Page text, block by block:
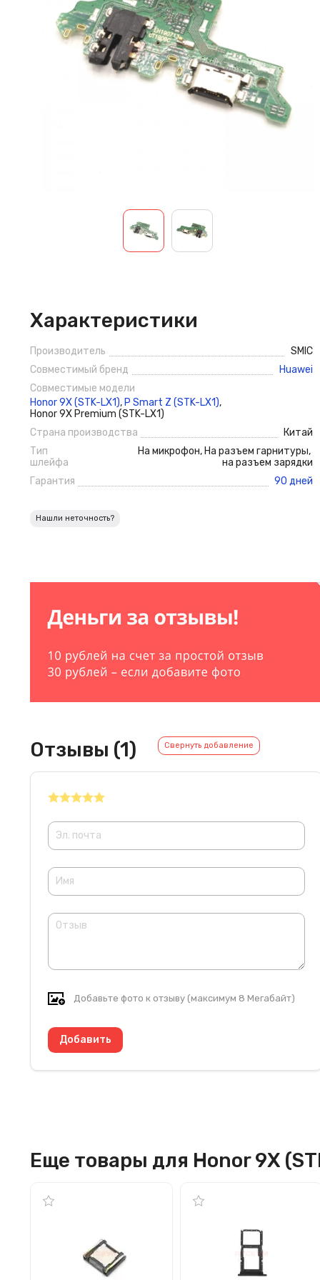
Характеристики
Производитель
SMIC
Совместимый бренд
Huawei
Совместимые модели
Honor 9X (STK-LX1), P Smart Z (STK-LX1),
Honor 9X Premium (STK-LX1)
Страна производства
Китай
Тип
шлейфа
На микрофон, На разъем гарнитуры,
на разъем зарядки
Гарантия
90 дней
Нашли неточность?
Отзывы (1) Свернуть добавление
Добавьте фото к отзыву (максимум 8 Мегабайт)
Еще товары для Honor 9X